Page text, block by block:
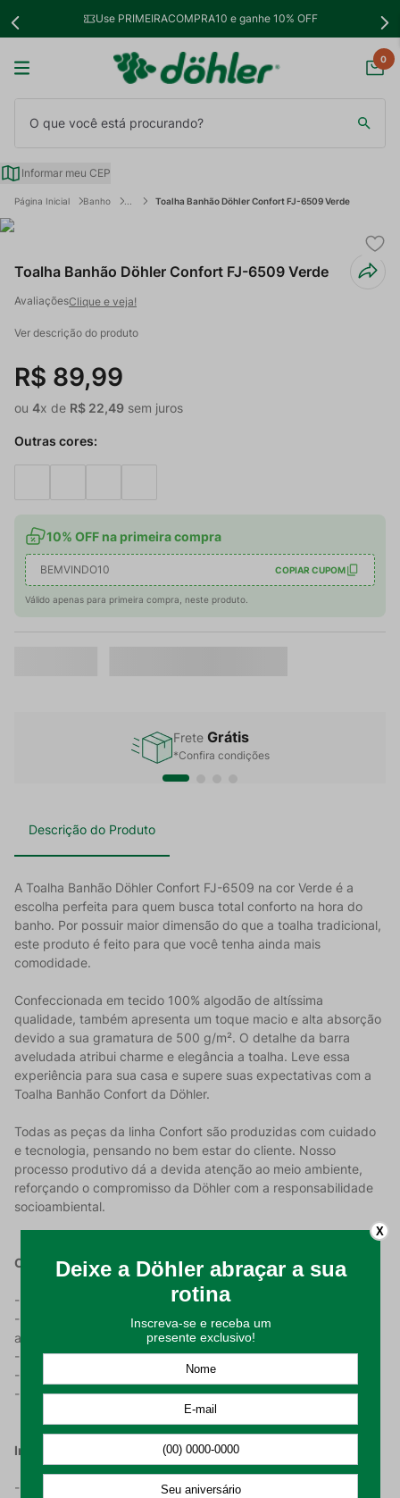
Use PRIMEIRACOMPRA10 e ganhe 10% OFF
0
Informar meu CEP
Banho Toalha Banhão Döhler Confort FJ-6509 Verde
Toalha Banhão Döhler Confort FJ-6509 Verde
Clique e veja!
Ver descrição do produto
R$ 89,99
ou 4x de R$ 22,49 sem juros
Outras cores:
10% OFF na primeira compra
BEMVINDO10 COPIAR CUPOM
Válido apenas para primeira compra, neste produto.
Frete Grátis
*Confira condições
Descrição do Produto
A Toalha Banhão Döhler Confort FJ-6509 na cor Verde é a
escolha perfeita para quem busca total conforto na hora do
banho. Por possuir maior dimensão do que a toalha tradicional,
este produto é feito para que você tenha ainda mais
comodidade.
Confeccionada em tecido 100% algodão de altíssima
qualidade, também apresenta um toque macio e alta absorção
devido a sua gramatura de 500 g/m². O detalhe da barra
aveludada atribui charme e elegância a toalha. Leve essa
experiência para sua casa e supere suas expectativas com a
Toalha Banhão Confort da Döhler.
Todas as peças da linha Confort são produzidas com cuidado
e tecnologia, pensando no bem estar do cliente. Nosso
processo produtivo dá a devida atenção ao meio ambiente,
reforçando o compromisso da Döhler com a responsabilidade
socioambiental.
Características do Produto:
- Produzido em algodão 100%;
- Dimensões maiores do que a toalha tradicional, o que
aumenta a comodidade na hora do seu banho;
- Possui gramatura de 500g/m²;
- Detalhe em jacquard na barra;
- A Toalha Banhão tem medidas de 90x150cm.
Instrução De Uso:
- Lavar em processo suave, com temperatura máxima de
X